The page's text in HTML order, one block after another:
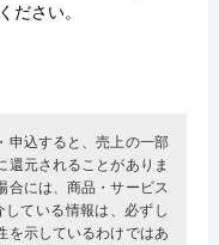
ださい。
申込すると、売上の一部
還元されることがありま
には、商品・サービス
ている情報は、必ずし
を示しているわけではあ